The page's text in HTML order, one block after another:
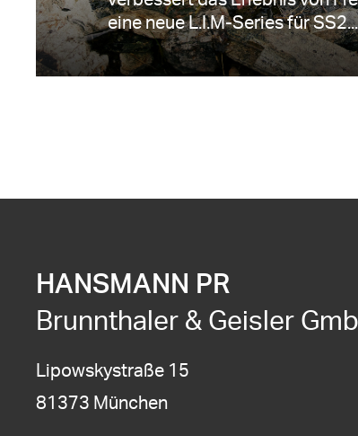
eine neue L.I.M-Series für SS2...
HANSMANN PR
Brunnthaler & Geisler
Lipowskystraße 15
81373 München